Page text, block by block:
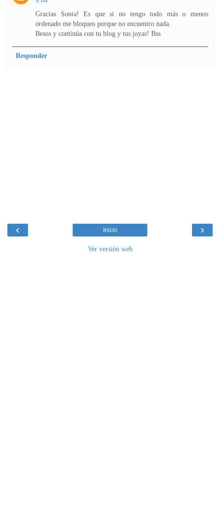
Gracias Sonia! Es que si no tengo todo más o menos
ordenado me bloqueo porque no encuentro nada.
Besos y continúa con tu blog y tus joyas! Bss
Responder
‹ ›
Inicio
Ver versión web